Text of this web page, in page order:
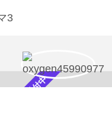
スカウト受付中